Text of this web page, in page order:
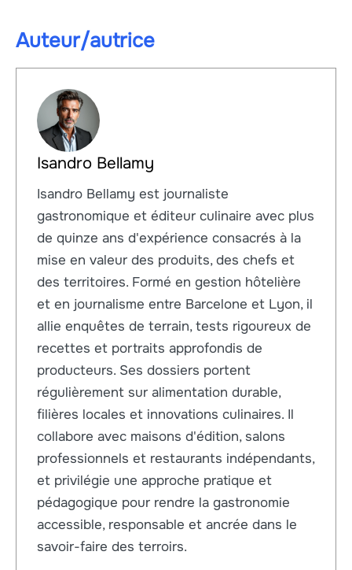
Auteur/autrice
Isandro Bellamy
Isandro Bellamy est journaliste
gastronomique et éditeur culinaire avec plus
de quinze ans d'expérience consacrés à la
mise en valeur des produits, des chefs et
des territoires. Formé en gestion hôtelière
et en journalisme entre Barcelone et Lyon, il
allie enquêtes de terrain, tests rigoureux de
recettes et portraits approfondis de
producteurs. Ses dossiers portent
régulièrement sur alimentation durable,
filières locales et innovations culinaires. Il
collabore avec maisons d'édition, salons
professionnels et restaurants indépendants,
et privilégie une approche pratique et
pédagogique pour rendre la gastronomie
accessible, responsable et ancrée dans le
savoir-faire des terroirs.